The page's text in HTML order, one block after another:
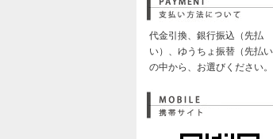
代金引換、銀行振込（先払
い）、ゆうちょ振替（先払い
の中から、お選びください。